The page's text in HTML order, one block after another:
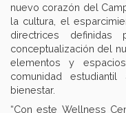
nuevo corazón del
la cultura, el
directrices
conceptualización del
elementos y
comunidad
bienestar.
“Con este Wellness